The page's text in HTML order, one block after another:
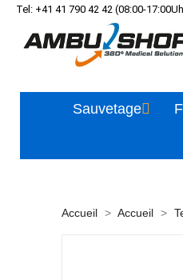
Tel: +41 41 790 42 42 (08:00-
Sauvetage
Accueil Accueil